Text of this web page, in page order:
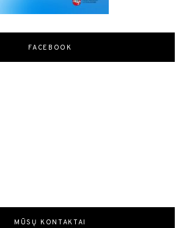
FACEBOOK
MŪSŲ KONTAKTAI